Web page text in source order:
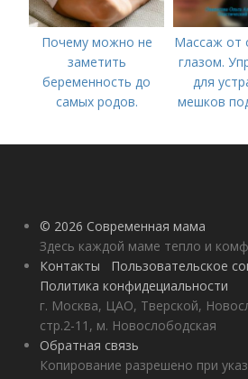
Почему можно не
заметить
беременность до
самых родов.
беременность: что
Массаж от
глазом.
для
мешков
© 2026 Современная мама
Здесь каждой маме тепло и
Контакты
Пользовательское
Политика конфидециальности
г. Москва, ЦАО, Тверской,
стр.2-11, м. Новослободская
Обратная связь
Копирование разрешено при